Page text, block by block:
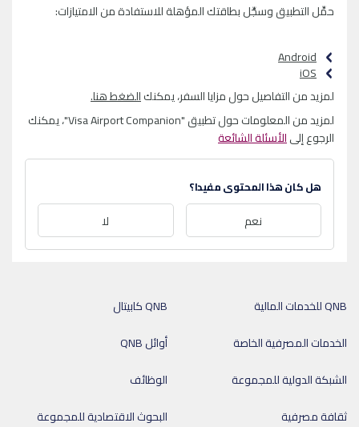
حمِّل التطبيق وسجِّل بطاقتك المؤهلة للاستفادة من الامتيازات:
Android
iOS
لمزيد من التفاصيل حول مزايا السفر، يمكنكالضغط هنا.
لمزيد من المعلومات حول تطبيق "Visa Airport Companion"، يمكنك
الرجوع إلىالأسئلة الشائعة
هل كان هذا المحتوى مفيدا؟
نعم لا
QNB كابيتال
QNB للخدمات المالية
أوائل QNB
الخدمات المصرفية الخاصة
الوظائف
الشبكة الدولية للمجموعة
البحوث الاقتصادية للمجموعة
ثقافة مصرفية